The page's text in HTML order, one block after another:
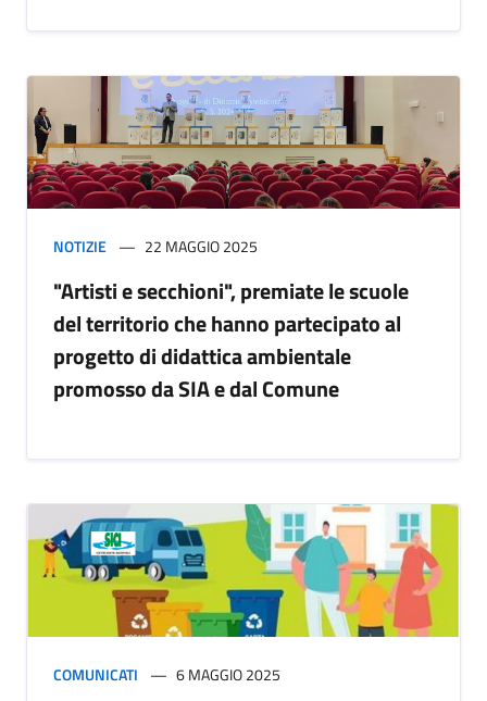
NOTIZIE 22 MAGGIO 2025
"Artisti e secchioni", premiate le scuole
del territorio che hanno partecipato al
progetto di didattica ambientale
promosso da SIA e dal Comune
COMUNICATI 6 MAGGIO 2025